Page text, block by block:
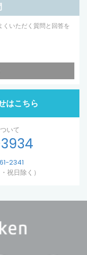
いただく質問と回答を
はこちら
いて
2341
祝日除く）